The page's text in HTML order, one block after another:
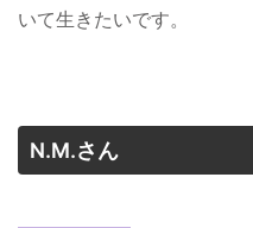
いて生きたいです。
N.M.さん